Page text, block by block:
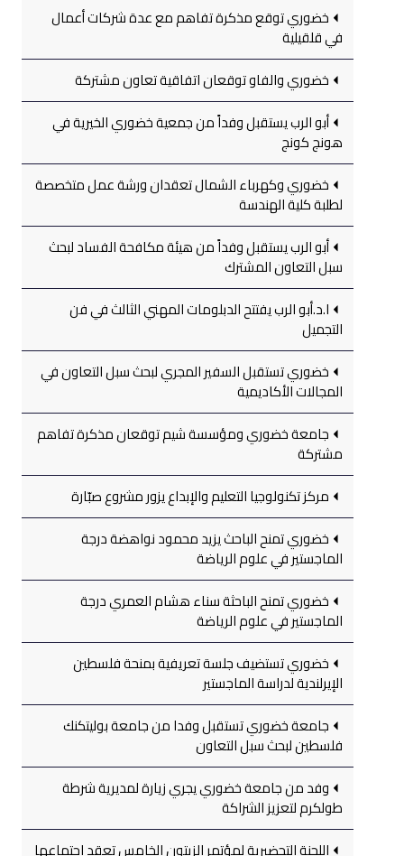
خضوري توقع مذكرة تفاهم مع عدة شركات أعمال
في قلقيلية
خضوري والفاو توقعان اتفاقية تعاون مشتركة
أبو الرب يستقبل وفداً من جمعية خضوري الخيرية في
هونج كونج
خضوري وكهرباء الشمال تعقدان ورشة عمل متخصصة
لطلبة كلية الهندسة
أبو الرب يستقبل وفداً من هيئة مكافحة الفساد لبحث
سبل التعاون المشترك
ا.د.أبو الرب يفتتح الدبلومات المهني الثالث في فن
التجميل
خضوري تستقبل السفير المجري لبحث سبل التعاون في
المجالات الأكاديمية
جامعة خضوري ومؤسسة شيم توقعان مذكرة تفاهم
مشتركة
مركز تكنولوجيا التعليم والإبداع يزور مشروع صبّارة
خضوري تمنح الباحث يزيد محمود نواهضة درجة
الماجستير في علوم الرياضة
خضوري تمنح الباحثة سناء هشام العمري درجة
الماجستير في علوم الرياضة
خضوري تستضيف جلسة تعريفية بمنحة فلسطين
الإيرلندية لدراسة الماجستير
جامعة خضوري تستقبل وفدا من جامعة بوليتكنك
فلسطين لبحث سبل التعاون
وفد من جامعة خضوري يجري زيارة لمديرية شرطة
طولكرم لتعزيز الشراكة
اللجنة التحضيرية لمؤتمر الزيتون الخامس تعقد اجتماعها